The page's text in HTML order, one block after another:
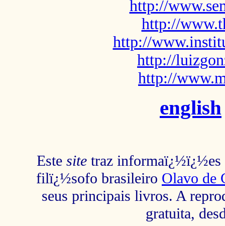
http://
http://
http://
http://
http://
english
Este site traz informaï¿½ï¿½es
filï¿½sofo brasileiro Olavo de
seus principais livros. A
gratuita,